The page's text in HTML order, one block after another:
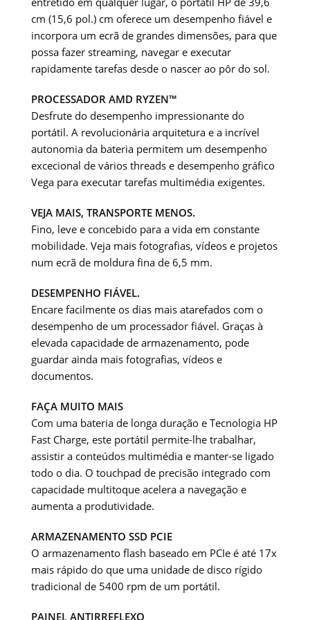
cm (15,6 pol.) cm oferece um desempenho fiável e
incorpora um ecrã de grandes dimensões, para que
possa fazer streaming, navegar e executar
rapidamente tarefas desde o nascer ao pôr do sol.
PROCESSADOR AMD RYZEN™
Desfrute do desempenho impressionante do
portátil. A revolucionária arquitetura e a incrível
autonomia da bateria permitem um desempenho
excecional de vários threads e desempenho gráfico
Vega para executar tarefas multimédia exigentes.
VEJA MAIS, TRANSPORTE MENOS.
Fino, leve e concebido para a vida em constante
mobilidade. Veja mais fotografias, vídeos e projetos
num ecrã de moldura fina de 6,5 mm.
DESEMPENHO FIÁVEL.
Encare facilmente os dias mais atarefados com o
desempenho de um processador fiável. Graças à
elevada capacidade de armazenamento, pode
guardar ainda mais fotografias, vídeos e
documentos.
FAÇA MUITO MAIS
Com uma bateria de longa duração e Tecnologia HP
Fast Charge, este portátil permite-lhe trabalhar,
assistir a conteúdos multimédia e manter-se ligado
todo o dia. O touchpad de precisão integrado com
capacidade multitoque acelera a navegação e
aumenta a produtividade.
ARMAZENAMENTO SSD PCIE
O armazenamento flash baseado em PCIe é até 17x
mais rápido do que uma unidade de disco rígido
tradicional de 5400 rpm de um portátil.
PAINEL ANTIRREFLEXO